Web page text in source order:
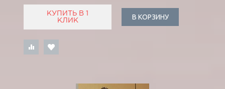
КУПИТЬ В 1
КЛИК
В КОРЗИНУ